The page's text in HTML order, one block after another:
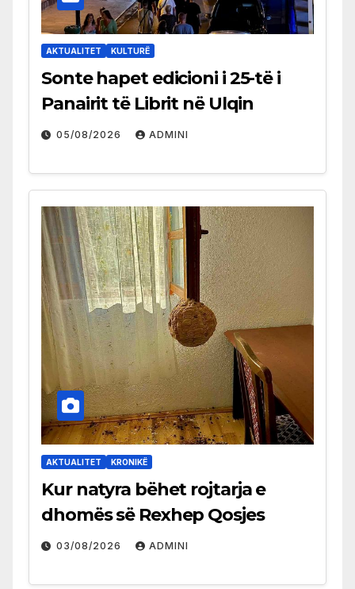
AKTUALITET KULTURË
Sonte hapet edicioni i 25-të i
Panairit të Librit në Ulqin
05/08/2026 ADMINI
AKTUALITET KRONIKË
Kur natyra bëhet rojtarja e
dhomës së Rexhep Qosjes
03/08/2026 ADMINI